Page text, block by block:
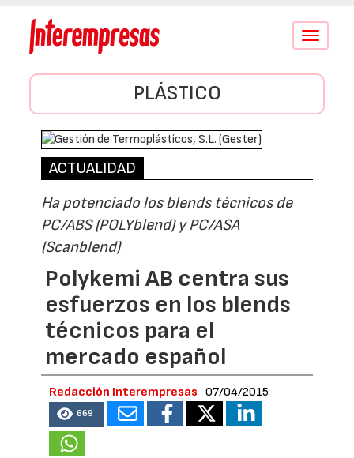
Conmutar
PLÁSTICO
ACTUALIDAD
Ha potenciado los blends técnicos de
PC/ABS (POLYblend) y PC/ASA
(Scanblend)
Polykemi AB centra sus
esfuerzos en los blends
técnicos para el
mercado español
Redacción Interempresas 07/04/2015
669